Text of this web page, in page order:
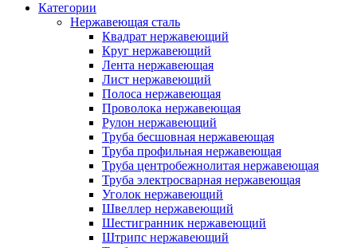
Категории
Нержавеющая сталь
Квадрат нержавеющий
Круг нержавеющий
Лента нержавеющая
Лист нержавеющий
Полоса нержавеющая
Проволока нержавеющая
Рулон нержавеющий
Труба бесшовная нержавеющая
Труба профильная нержавеющая
Труба центробежнолитая нержавеющая
Труба электросварная нержавеющая
Уголок нержавеющий
Швеллер нержавеющий
Шестигранник нержавеющий
Штрипс нержавеющий